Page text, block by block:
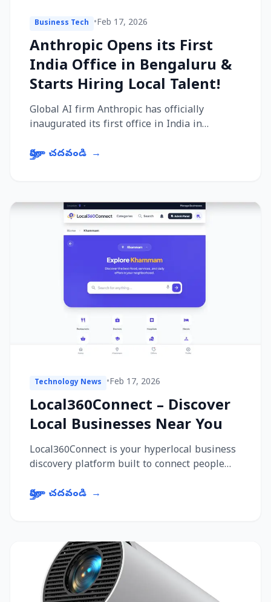
Business Tech •Feb 17, 2026
Anthropic Opens its First
India Office in Bengaluru &
Starts Hiring Local Talent!
Global AI firm Anthropic has officially
inaugurated its first office in India in
expansion strategy. India...
పూర్తిగా చదవండి →
Technology News •Feb 17, 2026
Local360Connect – Discover
Local Businesses Near You
Local360Connect is your hyperlocal business
discovery platform built to connect people
professionals — s...
పూర్తిగా చదవండి →